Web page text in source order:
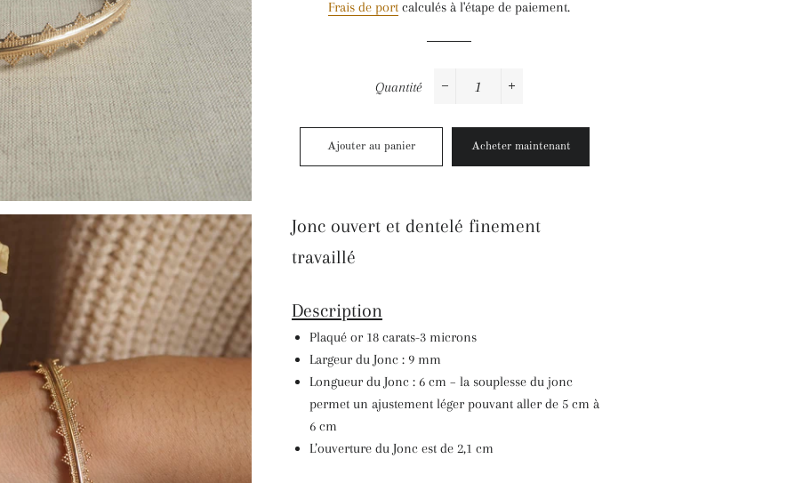
Frais de port calculés à l'étape de paiement.
Quantité
Ajouter au panier Acheter maintenant
Jonc ouvert et dentelé finement
travaillé
Description
Plaqué or 18 carats-3 microns
Largeur du Jonc : 9 mm
Longueur du Jonc : 6 cm – la souplesse du jonc
permet un ajustement léger pouvant aller de 5 cm à
6 cm
L’ouverture du Jonc est de 2,1 cm